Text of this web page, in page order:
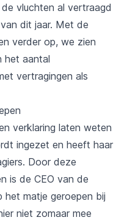
vluchten al vertraagd
dit jaar. Met de
verder op, we zien
het aantal
vertragingen als
verklaring laten weten
ingezet en heeft haar
Door deze
is de CEO van de
het matje geroepen bij
niet zomaar mee